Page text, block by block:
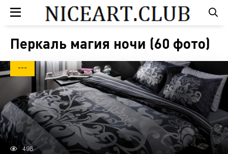
Перкаль магия ночи (60 фото)
---
498